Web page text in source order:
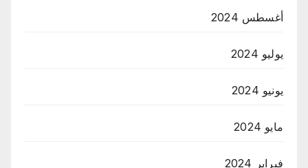
أغسطس 2024
يوليو 2024
يونيو 2024
مايو 2024
فبراير 2024